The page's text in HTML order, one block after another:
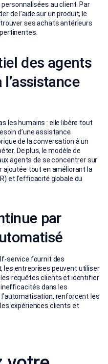
au client. Par
de l’aide sur un produit, le
ses achats antérieurs
des agents
les humains : elle libère tout
d’une assistance
de la conversation à un
De plus, le modèle de
agents de se concentrer sur
ajoutée tout en améliorant la
et l’efficacité globale du
par
fournit des
les entreprises peuvent utiliser
les requêtes clients et identifier
dans les
renforcent les
expériences clients et